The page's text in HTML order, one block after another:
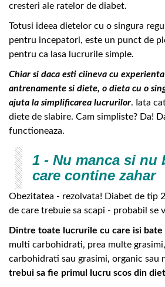
cresteri ale ratelor de diabet.
Totusi ideea dietelor cu o singura
pentru incepatori, este un punct de
pentru ca lasa lucrurile simple.
Chiar si daca esti ciineva cu
antrenamente si diete, o dieta cu o
ajuta la simplificarea lucrurilor. Iata
diete de slabire. Cam simpliste? Da!
functioneaza.
1 - Nu manca si nu
care contine zahar
Obezitatea - rezolvata! Diabet de tip
de care trebuie sa scapi - probabil se
Dintre toate lucrurile cu care isi bate
multi carbohidrati, prea multe
carbohidrati sau grasimi, organic sau
trebui sa fie primul lucru scos din